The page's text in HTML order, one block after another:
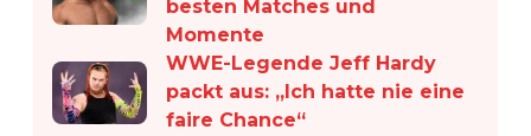
besten Matches und
Momente
WWE-Legende Jeff Hardy
packt aus: „Ich hatte nie eine
faire Chance“